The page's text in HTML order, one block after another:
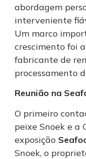
abordagem
interveniente
Um marco
crescimento foi
fabricante de
processamento
Reunião na
O primeiro
peixe Snoek e
exposição
Snoek, o